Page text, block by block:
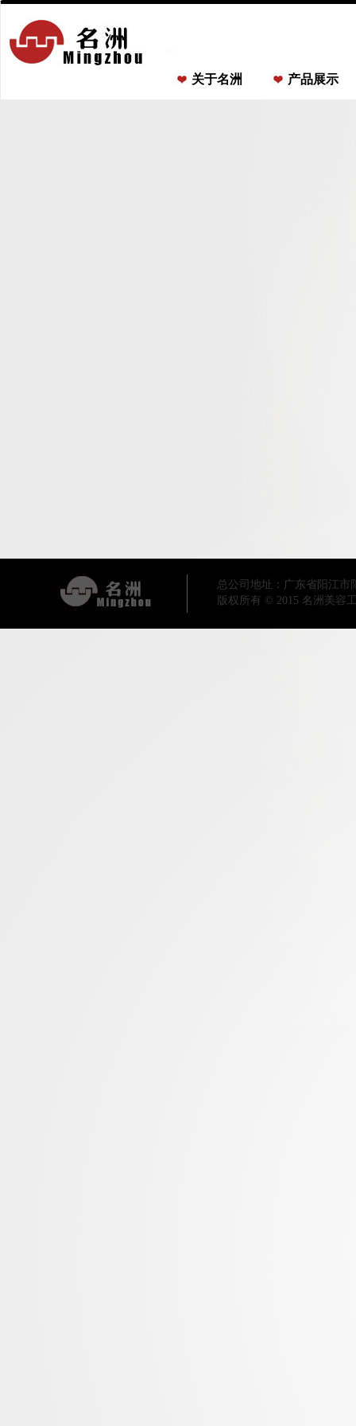
关于名洲 产品展示
总公司地址：广东省阳江市
版权所有 © 2015 名洲美容